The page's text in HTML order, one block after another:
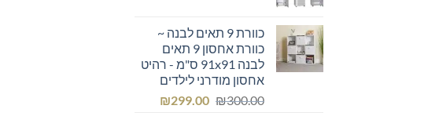
₪800.00.
₪759.00.כוורת 9 תאים לבנה ~
כוורת אחסון 9 תאים
לבנה 91x91 ס"מ - רהיט
אחסון מודרני לילדים
₪300.00
המחיר ₪299.00
המחיר